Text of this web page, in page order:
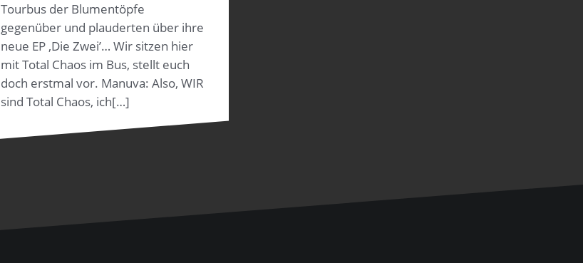
Tourbus der Blumentöpfe
gegenüber und plauderten über ihre
neue EP ‚Die Zwei’… Wir sitzen hier
mit Total Chaos im Bus, stellt euch
doch erstmal vor. Manuva: Also, WIR
sind Total Chaos, ich[…]